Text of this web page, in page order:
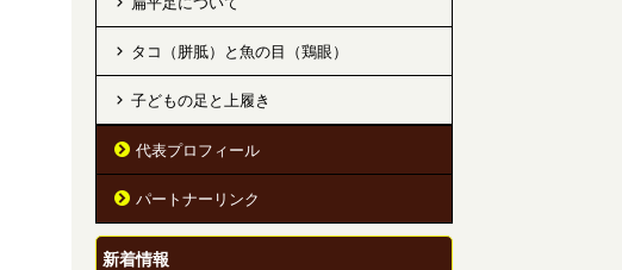
タコ（胼胝）と魚の目（鶏眼）
子どもの足と上履き
代表プロフィール
パートナーリンク
新着情報